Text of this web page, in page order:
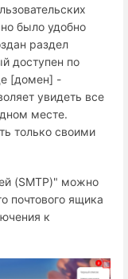
было удобно
раздел
доступен по
[домен] -
увидеть все
месте.
только своими
(SMTP)" можно
почтового ящика
к